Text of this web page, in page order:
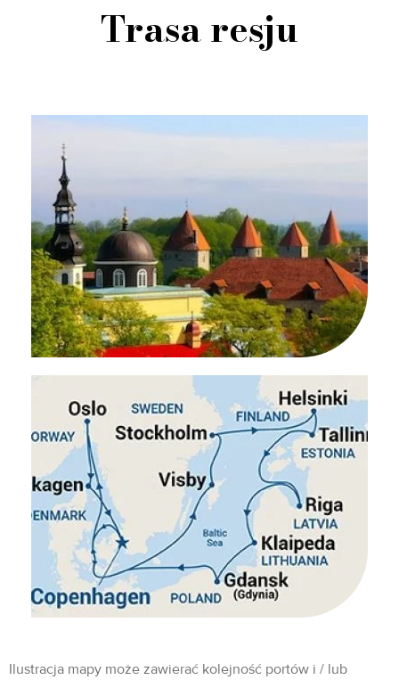
Trasa resju
Ilustracja mapy może zawierać kolejność portów i / lub